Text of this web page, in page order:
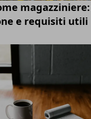
e requisiti utili